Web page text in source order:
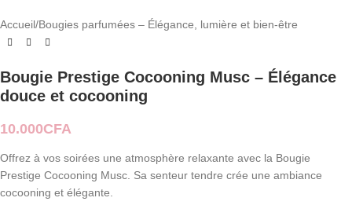
Accueil/Bougies parfumées – Élégance, lumière et bien-être
Bougie Prestige Cocooning Musc – Élégance
douce et cocooning
10.000CFA
Offrez à vos soirées une atmosphère relaxante avec la Bougie
Prestige Cocooning Musc. Sa senteur tendre crée une ambiance
cocooning et élégante.